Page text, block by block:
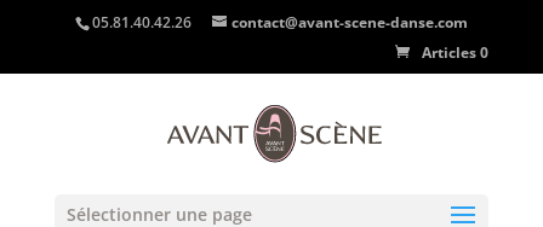
05.81.40.42.26
contact@avant-scene-danse.com
Articles 0
Sélectionner une page